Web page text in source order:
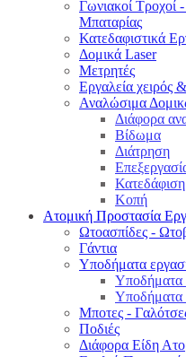
Γωνιακοί Τροχοί
Μπαταρίας
Κατεδαφιστικά
Δομικά Laser
Μετρητές
Εργαλεία χειρός
Αναλώσιμα
Διάφορα
Βίδωμα
Διάτρηση
Κατεδάφιση
Κοπή
Ατομική Προστασία
Ωτοασπίδες -
Γάντια
Υποδήματα
Υποδήματα
Υποδήματα
Μποτες -
Ποδιές
Διάφορα Είδη